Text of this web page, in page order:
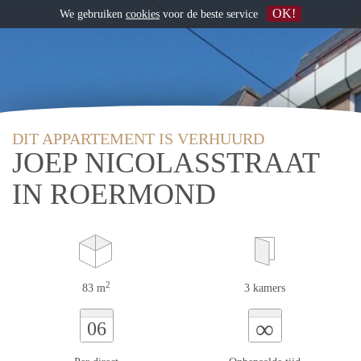
DIT APPARTEMENT IS VERHUURD
JOEP NICOLASSTRAAT
IN ROERMOND
83 m2 3 kamers
06 ∞
We gebruiken cookies voor de beste service OK!